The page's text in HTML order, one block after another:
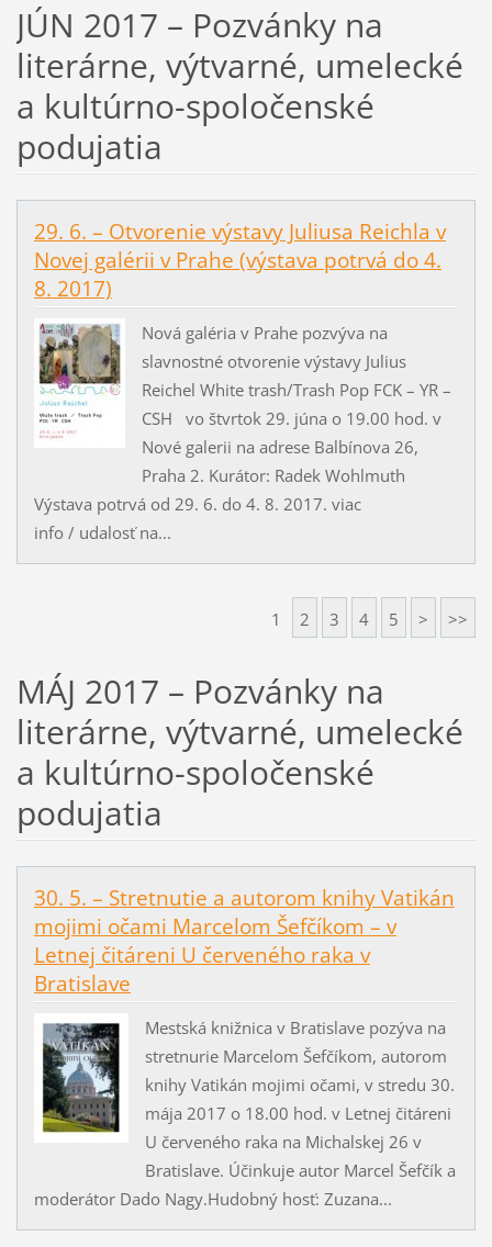
JÚN 2017 – Pozvánky na
literárne, výtvarné, umelecké
a kultúrno-spoločenské
podujatia
29. 6. – Otvorenie výstavy Juliusa Reichla v
Novej galérii v Prahe (výstava potrvá do 4.
8. 2017)
Nová galéria v Prahe pozvýva na
slavnostné otvorenie výstavy Julius
Reichel White trash/Trash Pop FCK – YR –
CSH vo štvrtok 29. júna o 19.00 hod. v
Nové galerii na adrese Balbínova 26,
Praha 2. Kurátor: Radek Wohlmuth
Výstava potrvá od 29. 6. do 4. 8. 2017. viac
info / udalosť na...
1 2 3 4 5 > >>
MÁJ 2017 – Pozvánky na
literárne, výtvarné, umelecké
a kultúrno-spoločenské
podujatia
30. 5. – Stretnutie a autorom knihy Vatikán
mojimi očami Marcelom Šefčíkom – v
Letnej čitáreni U červeného raka v
Bratislave
Mestská knižnica v Bratislave pozýva na
stretnurie Marcelom Šefčíkom, autorom
knihy Vatikán mojimi očami, v stredu 30.
mája 2017 o 18.00 hod. v Letnej čitáreni
U červeného raka na Michalskej 26 v
Bratislave. Účinkuje autor Marcel Šefčík a
moderátor Dado Nagy.Hudobný hosť: Zuzana...